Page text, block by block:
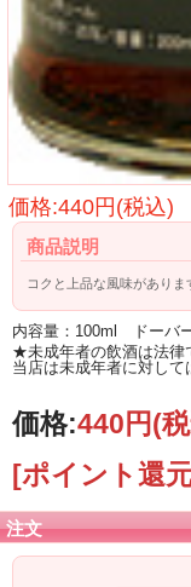
価格:440円(税込)
商品説明
コクと上品な風味がありま
内容量：100ml ドーバ
★未成年者の飲酒は法律
当店は未成年者に対して
価格:440円(
[ポイント還
注文